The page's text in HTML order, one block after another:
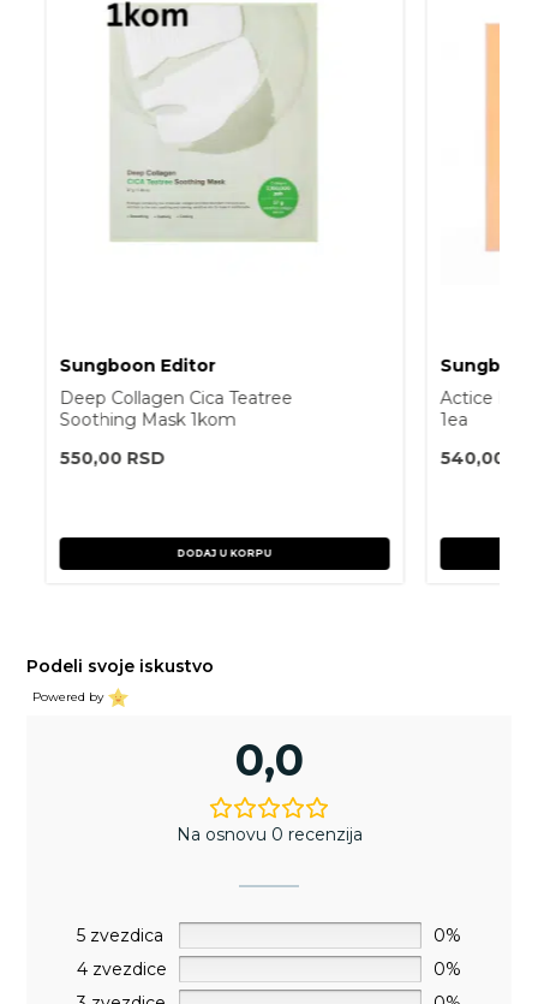
Sungboon Editor
Deep Collagen Cica Teatree
Soothing Mask 1kom
550,00 RSD
DODAJ U KORPU
Actice
1ea
540,00
Podeli svoje iskustvo
Powered by
0,0
Na osnovu 0 recenzija
5 zvezdica
0%
4 zvezdice
0%